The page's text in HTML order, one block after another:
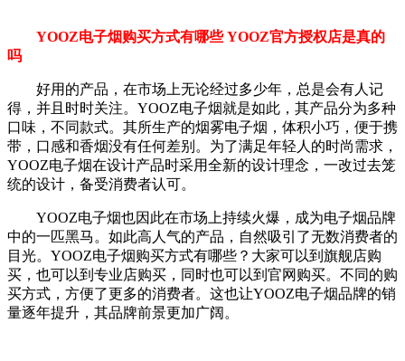
YOOZ电子烟购买方式有哪些 YOOZ官方授权店是真的
吗
好用的产品，在市场上无论经过多少年，总是会有人记
得，并且时时关注。YOOZ电子烟就是如此，其产品分为多种
口味，不同款式。其所生产的烟雾电子烟，体积小巧，便于携
带，口感和香烟没有任何差别。为了满足年轻人的时尚需求，
YOOZ电子烟在设计产品时采用全新的设计理念，一改过去笼
统的设计，备受消费者认可。
YOOZ电子烟也因此在市场上持续火爆，成为电子烟品牌
中的一匹黑马。如此高人气的产品，自然吸引了无数消费者的
目光。YOOZ电子烟购买方式有哪些？大家可以到旗舰店购
买，也可以到专业店购买，同时也可以到官网购买。不同的购
买方式，方便了更多的消费者。这也让YOOZ电子烟品牌的销
量逐年提升，其品牌前景更加广阔。